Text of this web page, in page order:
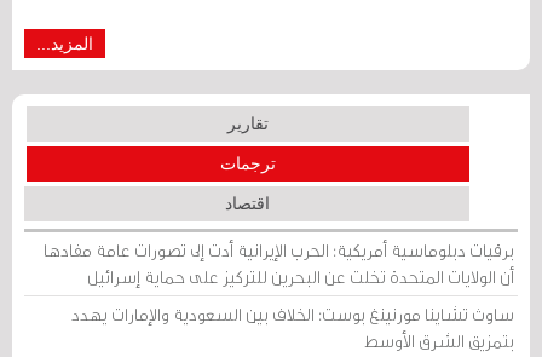
المزيد...
تقارير
ترجمات
اقتصاد
برقيات دبلوماسية أمريكية: الحرب الإيرانية أدت إلى تصورات عامة مفادها
أن الولايات المتحدة تخلت عن البحرين للتركيز على حماية إسرائيل
ساوث تشاينا مورنينغ بوست: الخلاف بين السعودية والإمارات يهدد
بتمزيق الشرق الأوسط